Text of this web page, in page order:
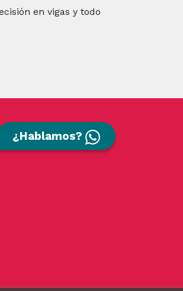
en vigas y todo
¿Hablamos?